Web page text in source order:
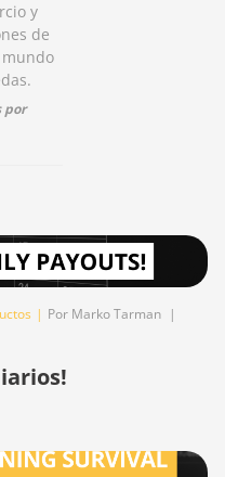
y
de
por
| Por Marko Tarman |